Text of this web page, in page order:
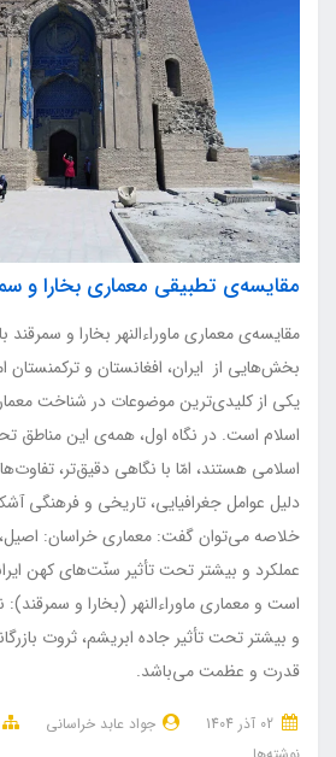
مقایسه‌ی تطبیقی معماری بخارا و
مقایسه‌ی معماری ماوراءالنهر بخارا و سمرقند
بخش‌هایی از ایران، افغانستان و
یکی از کلیدی‌ترین موضوعات در شناخت
اسلام است. در نگاه اول، همه‌ی این مناطق
اسلامی هستند، امّا با نگاهی دقیق‌تر،
دلیل عوامل جغرافیایی، تاریخی و فرهنگی
خلاصه می‌توان گفت: معماری خراسان:
عملکرد و بیشتر تحت تأثیر سنّت‌های کهن
است و معماری ماوراءالنهر (بخارا و سمرقند):
و بیشتر تحت تأثیر جاده ابریشم، ثروت
قدرت و عظمت می‌باشد.
جواد عابد خراسانی